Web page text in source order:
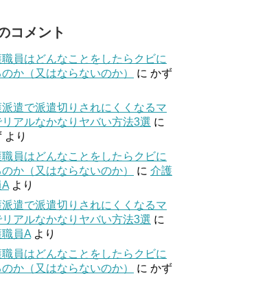
コメント
員はどんなことをしたらクビに
か（又はならないのか）
に かず
遣で派遣切りされにくくなるマ
リアルなかなりヤバい方法3選 に
より
員はどんなことをしたらクビに
か（又はならないのか）
に 介護
より
遣で派遣切りされにくくなるマ
リアルなかなりヤバい方法3選 に
員A より
員はどんなことをしたらクビに
か（又はならないのか）
に かず